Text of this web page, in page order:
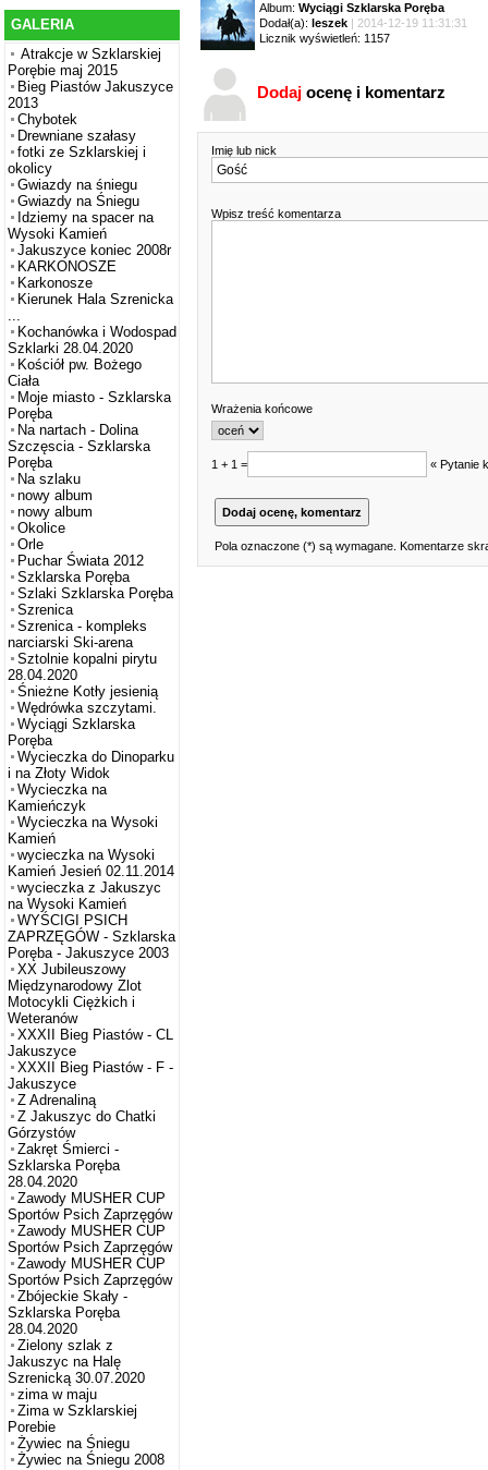
GALERIA
Atrakcje w Szklarskiej
Porębie maj 2015
Bieg Piastów Jakuszyce
2013
Chybotek
Drewniane szałasy
fotki ze Szklarskiej i
okolicy
Gwiazdy na śniegu
Gwiazdy na Śniegu
Idziemy na spacer na
Wysoki Kamień
Jakuszyce koniec 2008r
KARKONOSZE
Karkonosze
Kierunek Hala Szrenicka
...
Kochanówka i Wodospad
Szklarki 28.04.2020
Kościół pw. Bożego
Ciała
Moje miasto - Szklarska
Poręba
Na nartach - Dolina
Szczęscia - Szklarska
Poręba
Na szlaku
nowy album
nowy album
Okolice
Orle
Puchar Świata 2012
Szklarska Poręba
Szlaki Szklarska Poręba
Szrenica
Szrenica - kompleks
narciarski Ski-arena
Sztolnie kopalni pirytu
28.04.2020
Śnieżne Kotły jesienią
Wędrówka szczytami.
Wyciągi Szklarska
Poręba
Wycieczka do Dinoparku
i na Złoty Widok
Wycieczka na
Kamieńczyk
Wycieczka na Wysoki
Kamień
wycieczka na Wysoki
Kamień Jesień 02.11.2014
wycieczka z Jakuszyc
na Wysoki Kamień
WYŚCIGI PSICH
ZAPRZĘGÓW - Szklarska
Poręba - Jakuszyce 2003
XX Jubileuszowy
Międzynarodowy Zlot
Motocykli Ciężkich i
Weteranów
XXXII Bieg Piastów - CL
Jakuszyce
XXXII Bieg Piastów - F -
Jakuszyce
Z Adrenaliną
Z Jakuszyc do Chatki
Górzystów
Zakręt Śmierci -
Szklarska Poręba
28.04.2020
Zawody MUSHER CUP
Sportów Psich Zaprzęgów
Zawody MUSHER CUP
Sportów Psich Zaprzęgów
Zawody MUSHER CUP
Sportów Psich Zaprzęgów
Zbójeckie Skały -
Szklarska Poręba
28.04.2020
Zielony szlak z
Jakuszyc na Halę
Szrenicką 30.07.2020
zima w maju
Zima w Szklarskiej
Porebie
Żywiec na Śniegu
Żywiec na Śniegu 2008
Album: Wyciągi Szklarska Poręba
Dodał(a): leszek | 2014-12-19 11:31:31
Licznik wyświetleń: 1157
Dodaj ocenę i komentarz
Imię lub nick
Wpisz treść komentarza
Wrażenia końcowe
1 + 1 = « Pytanie
Pola oznaczone (*) są wymagane. Komentarze